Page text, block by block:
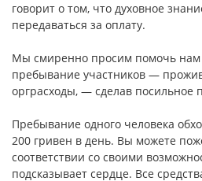
говорит о том, что духовное
передаваться за оплату.
Мы смиренно просим помочь нам
пребывание участников —
орграсходы, — сделав посильное
Пребывание одного человека
200 гривен в день. Вы можете
соответствии со своими
подсказывает сердце. Все